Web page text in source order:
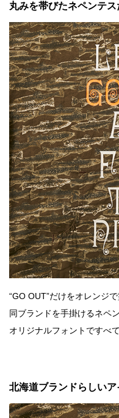
丸みを帯びたネペンテス
“GO OUT”だけをオレンジ
同ブランドを手掛けるネペ
オリジナルフォントですべ
北海道ブランドらしいア